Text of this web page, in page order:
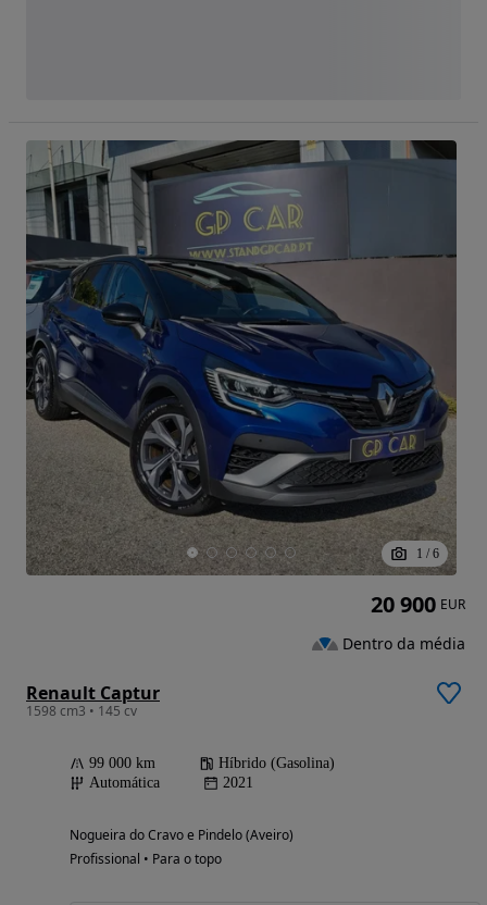
1 / 6
Renault Captur
1598 cm3 • 145 cv
99 000 km
Híbrido (Gasolina)
Automática
2021
Nogueira do Cravo e Pindelo (Aveiro)
Profissional • Para o topo
20 900 EUR
Dentro da média